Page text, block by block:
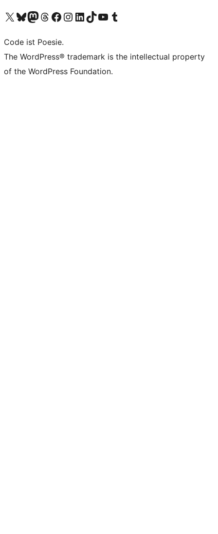
Das X-Konto (früher Twitter) von WordPress.org besuchen
Das Bluesky-Konto von WordPress.org besuchen
Das Mastodon-Konto von WordPress.org besuchen
Das Threads-Konto von WordPress.org besuchen
Die Facebook-Seite von WordPress.org besuchen
Das Instagram-Konto von WordPress.org besuchen
Das LinkedIn-Konto von WordPress.org besuchen
Das TikTok-Konto von WordPress.org besuchen
Den YouTube-Kanal von WordPress.org besuchen
Das Tumblr-Konto von WordPress.org besuchen
Code ist Poesie.
The WordPress® trademark is the intellectual property
of the WordPress Foundation.